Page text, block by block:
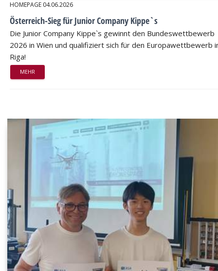
HOMEPAGE 04.06.2026
Österreich-Sieg für Junior Company Kippe`s
Die Junior Company Kippe`s gewinnt den Bundeswettbewerb
2026 in Wien und qualifiziert sich für den Europawettbewerb
Riga!
MEHR